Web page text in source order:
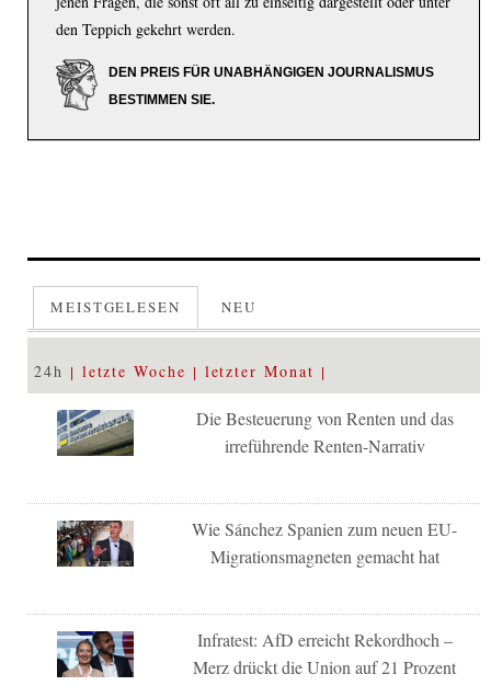
den Teppich gekehrt werden.
DEN PREIS FÜR UNABHÄNGIGEN JOURNALISMUS
BESTIMMEN SIE.
MEISTGELESEN NEU
24h letzte Woche letzter Monat
Die Besteuerung von Renten und das
irreführende Renten-Narrativ
Wie Sánchez Spanien zum neuen EU-
Migrationsmagneten gemacht hat
Infratest: AfD erreicht Rekordhoch –
Merz drückt die Union auf 21 Prozent